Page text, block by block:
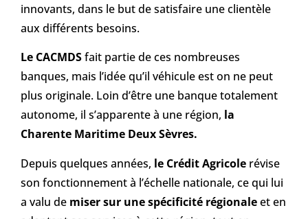
innovants, dans le but de satisfaire une clientèle
aux différents besoins.
Le CACMDSfait partie de ces nombreuses
banques, mais l’idée qu’il véhicule est on ne peut
plus originale. Loin d’être une banque totalement
autonome, il s’apparente à une région, la
Charente Maritime Deux Sèvres.
Depuis quelques années, le Crédit Agricole révise
son fonctionnement à l’échelle nationale, ce qui lui
a valu de miser sur une spécificité régionaleet en